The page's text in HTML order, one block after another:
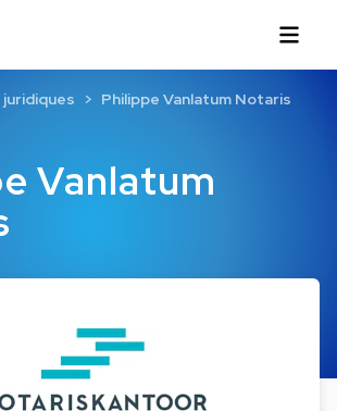
Vanlatum
juridiques Philippe Vanlatum Notaris